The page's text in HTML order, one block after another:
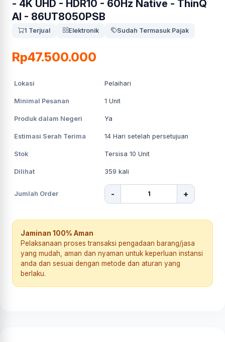
- 4K UHD - HDR10 - 60Hz Native - ThinQ
AI - 86UT8050PSB
1 Terjual Elektronik Sudah Termasuk Pajak
Rp47.500.000
Lokasi Pelaihari
Minimal Pesanan 1 Unit
Produk dalam Negeri Ya
Estimasi Serah Terima 14 Hari setelah persetujuan
Stok Tersisa 10 Unit
Dilihat 359 kali
Jumlah Order - +
Jaminan 100% Aman
Pelaksanaan proses transaksi pengadaan barang/jasa
yang mudah, aman dan nyaman untuk keperluan instansi
anda dan sesuai dengan metode dan aturan yang
berlaku.